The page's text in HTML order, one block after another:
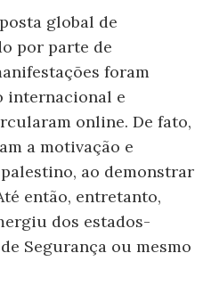
global de
por parte de
foram
internacional e
online. De fato,
a motivação e
ao demonstrar
então, entretanto,
dos estados-
Segurança ou mesmo